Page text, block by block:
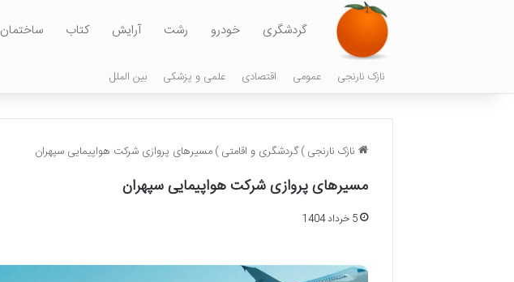
گردشگری خودرو رشت آرایش کتاب ساختمان
نازک نارنجی عمومی اقتصادی علمی و پزشکی بین الملل
نازک نارنجی ) گردشگری و اقامتی ) مسیرهای پروازی شرکت هواپیمایی سپهران
مسیرهای پروازی شرکت هواپیمایی سپهران
5 خرداد 1404